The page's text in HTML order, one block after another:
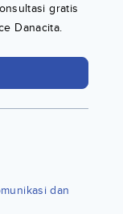
gratis
Danacita.
dan